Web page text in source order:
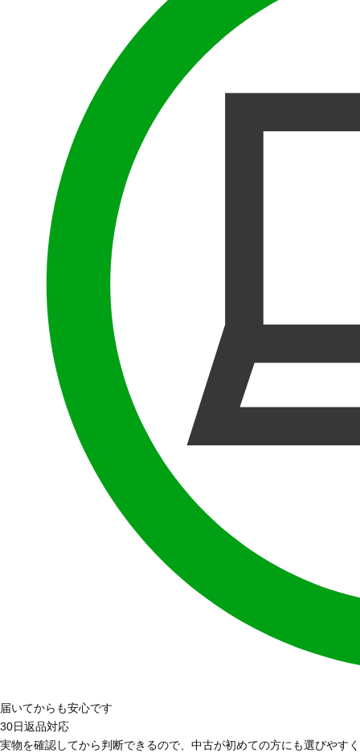
届いてからも安心です
30日返品対応
実物を確認してから判断できるので、中古が初めての方にも選びやす